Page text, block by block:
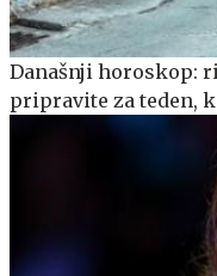
Današnji horoskop:
pripravite za teden,